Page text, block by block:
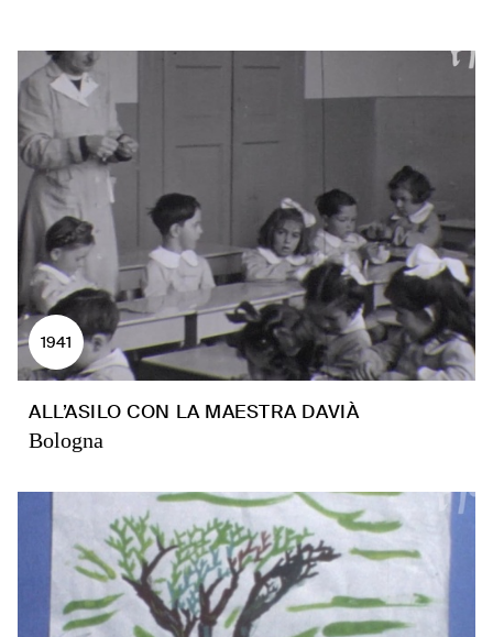
1941
ALL’ASILO CON LA MAESTRA DAVIÀ
Bologna